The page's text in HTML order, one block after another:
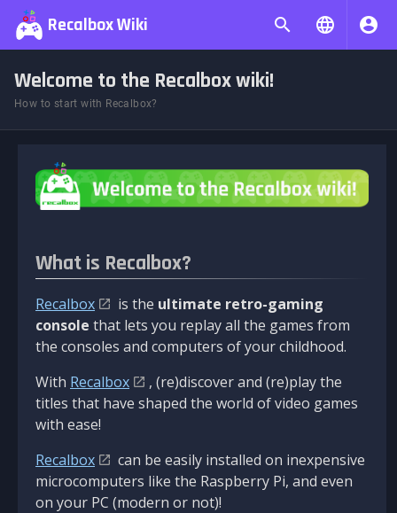
Recalbox Wiki
Welcome to the Recalbox wiki!
How to start with Recalbox?
What is Recalbox?
Recalbox is the ultimate retro-gaming
console that lets you replay all the games from
the consoles and computers of your childhood.
With Recalbox
, (re)discover and (re)play the
titles that have shaped the world of video games
with ease!
Recalbox
can be easily installed on inexpensive
microcomputers like the Raspberry Pi, and even
on your PC (modern or not)!